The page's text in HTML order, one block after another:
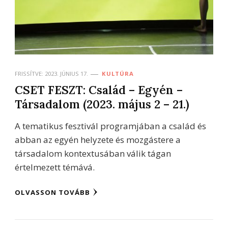
FRISSÍTVE: 2023. JÚNIUS 17. KULTÚRA
CSET FESZT: Család – Egyén –
Társadalom (2023. május 2 – 21.)
A tematikus fesztivál programjában a család és
abban az egyén helyzete és mozgástere a
társadalom kontextusában válik tágan
értelmezett témává.
OLVASSON TOVÁBB